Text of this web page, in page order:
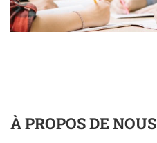
À PROPOS DE NOUS